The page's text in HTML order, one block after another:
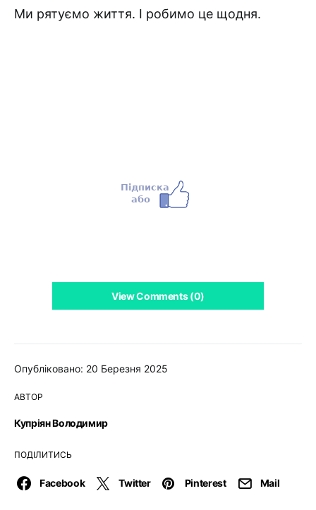
Опубліковано: 20 Березня 2025
АВТОР
Купріян Володимир
ПОДІЛИТИСЬ
Facebook Twitter Pinterest Mail
Ми рятуємо життя. І робимо це щодня.
View Comments (0)